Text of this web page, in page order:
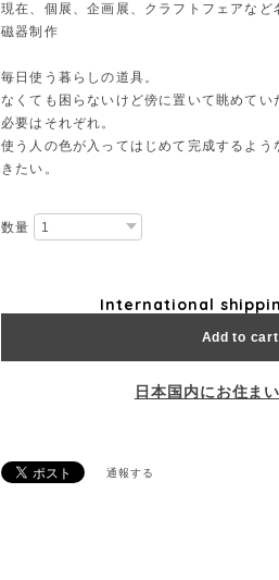
現在、個展、企画展、クラフトフェアなど
磁器制作
毎日使う暮らしの道具。
なくても困らないけど傍に置いて眺めてい
必要はそれぞれ。
使う人の色が入ってはじめて完成するよ
きたい。
数量
International
Add to cart
日本国内にお住ま
通報する